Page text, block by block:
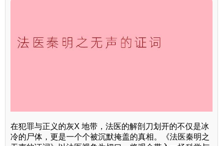
在犯罪与正义的灰X 地带，法医的解剖刀划开的不仅是冰
冷的尸体，更是一个个被沉默掩盖的真相。《法医秦明之